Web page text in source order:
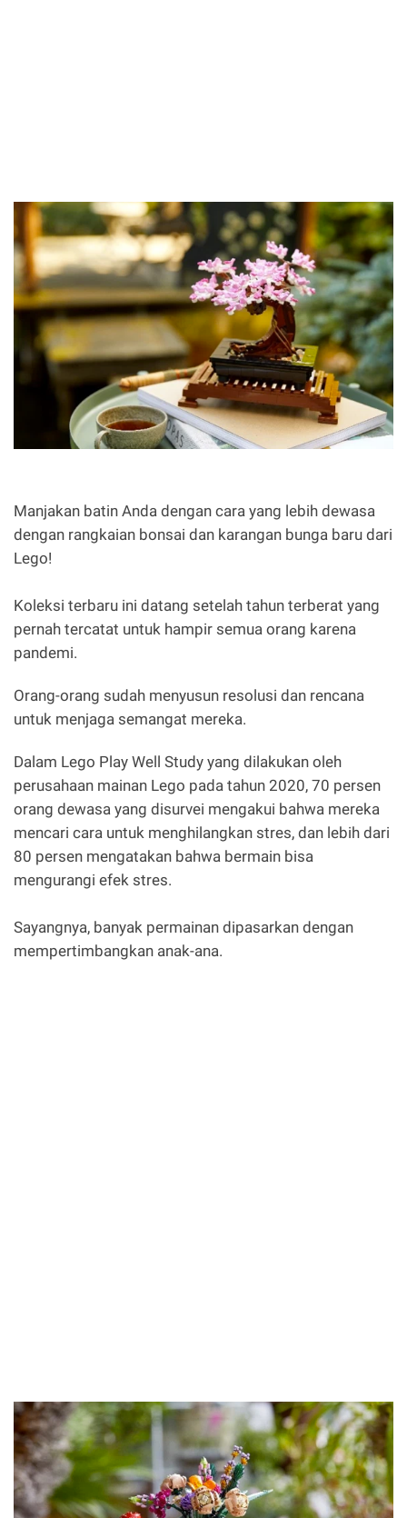
Manjakan batin Anda dengan cara yang lebih dewasa
dengan rangkaian bonsai dan karangan bunga baru dari
Lego!
Koleksi terbaru ini datang setelah tahun terberat yang
pernah tercatat untuk hampir semua orang karena
pandemi.
Orang-orang sudah menyusun resolusi dan rencana
untuk menjaga semangat mereka.
Dalam Lego Play Well Study yang dilakukan oleh
perusahaan mainan Lego pada tahun 2020, 70 persen
orang dewasa yang disurvei mengakui bahwa mereka
mencari cara untuk menghilangkan stres, dan lebih dari
80 persen mengatakan bahwa bermain bisa
mengurangi efek stres.
Sayangnya, banyak permainan dipasarkan dengan
mempertimbangkan anak-ana.